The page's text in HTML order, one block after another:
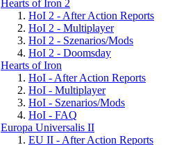
Hearts of Iron 2
HoI 2 - After Action Reports
HoI 2 - Multiplayer
HoI 2 - Szenarios/Mods
HoI 2 - Doomsday
Hearts of Iron
HoI - After Action Reports
HoI - Multiplayer
HoI - Szenarios/Mods
HoI - FAQ
Europa Universalis II
EU II - After Action Reports